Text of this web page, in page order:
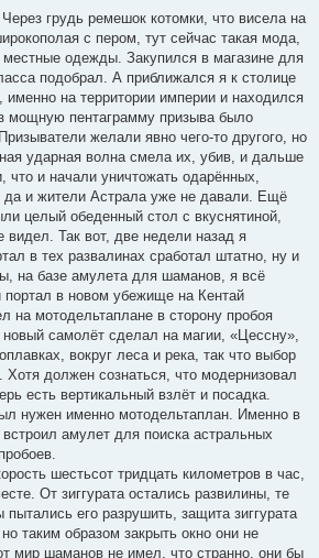
грудь ремешок котомки, что висела на
с пером, тут сейчас такая мода,
одежды. Закупился в магазине для
подобрал. А приближался я к столице
на территории империи и находился
мощную пентаграмму призыва было
желали явно чего-то другого, но
ударная волна смела их, убив, и дальше
и начали уничтожать одарённых,
да и жители Астрала уже не давали. Ещё
целый обеденный стол с вкуснятиной,
видел. Так вот, две недели назад я
в тех развалинах сработал штатно, ну и
на базе амулета для шаманов, я всё
портал в новом убежище на Кентай
на мотодельтаплане в сторону пробоя
самолёт сделал на магии, «Цессну»,
вокруг леса и река, так что выбор
Хотя должен сознаться, что модернизовал
есть вертикальный взлёт и посадка.
нужен именно мотодельтаплан. Именно в
амулет для поиска астральных
шестьсот тридцать километров в час,
От зиггурата остались развилины, те
его разрушить, защита зиггурата
таким образом закрыть окно они не
мир шаманов не имел, что странно, они бы